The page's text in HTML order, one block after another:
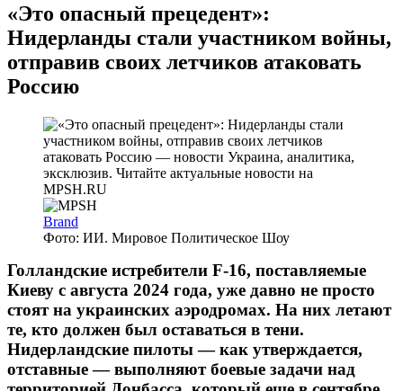
«Это опасный прецедент»:
Нидерланды стали участником войны,
отправив своих летчиков атаковать
Россию
Brand
Фото: ИИ. Мировое Политическое Шоу
Голландские истребители F-16, поставляемые
Киеву с августа 2024 года, уже давно не просто
стоят на украинских аэродромах. На них летают
те, кто должен был оставаться в тени.
Нидерландские пилоты — как утверждается,
отставные — выполняют боевые задачи над